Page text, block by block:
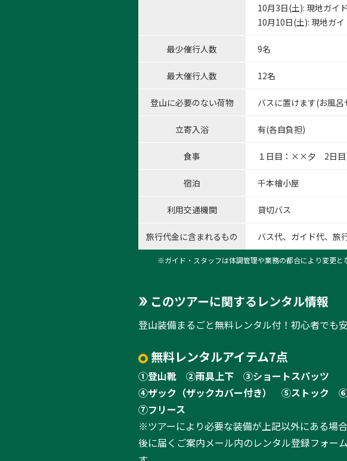
10月3日(土): 現地ガイ
10月10日(土): 現地ガ
最少催行人数 9名
最大催行人数 12名
登山に必要のない荷物 バスに置けます(お風呂
立寄入浴 有(各自負担)
食事 １日目：××夕 2日
宿泊 千本檜小屋
利用交通機関 貸切バス
旅行代金に含まれるもの バス代、ガイド代、旅
※ガイド・スタッフは体調管理や業務の都合により変更と
このツアーに関するレンタル情報
登山装備まるごと無料レンタル付！初心者でも
無料レンタルアイテム7点
①登山靴 ②雨具上下
③ショートスパッツ
④ザック（ザックカバー付き）
⑤ストック
⑥
⑦フリース
※ツアーにより必要な装備が上記以外にある場
後に届くご案内メール内のレンタル登録フォー